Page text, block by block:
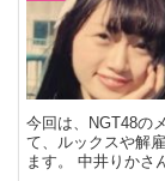
今回は、NGT48の
て、ルックスや解
ます。 中井りかさ